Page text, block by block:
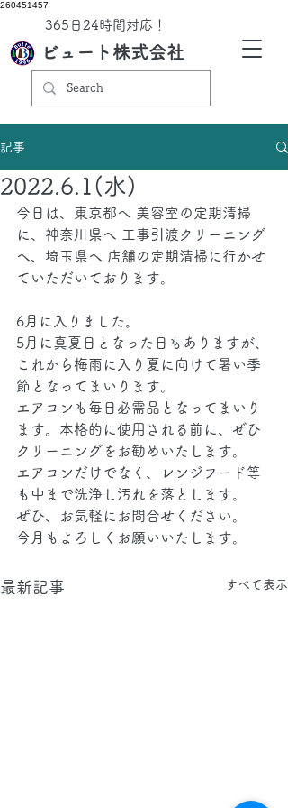
260451457
ビュート株式会社
​365日24時間対応！
記事
2022.6.1(水)
今日は、東京都へ 美容室の定期清掃
に、神奈川県へ 工事引渡クリーニング
へ、埼玉県へ 店舗の定期清掃に行かせ
ていただいております。
6月に入りました。
5月に真夏日となった日もありますが、
これから梅雨に入り夏に向けて暑い季
節となってまいります。
エアコンも毎日必需品となってまいり
ます。本格的に使用される前に、ぜひ
クリーニングをお勧めいたします。
エアコンだけでなく、レンジフード等
も中まで洗浄し汚れを落とします。
ぜひ、お気軽にお問合せください。
今月もよろしくお願いいたします。
最新記事 すべて表示